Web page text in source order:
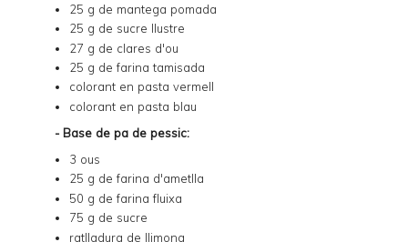
25 g de mantega pomada
25 g de sucre llustre
27 g de clares d'ou
25 g de farina tamisada
colorant en pasta vermell
colorant en pasta blau
- Base de pa de pessic:
3 ous
25 g de farina d'ametlla
50 g de farina fluixa
75 g de sucre
ratlladura de llimona